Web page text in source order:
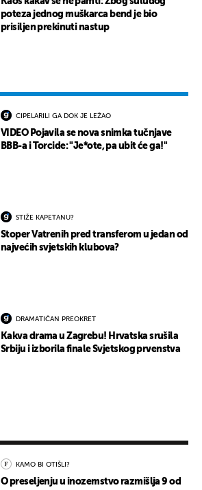
poteza jednog muškarca bend je bio
prisiljen prekinuti nastup
CIPELARILI GA DOK JE LEŽAO
VIDEO Pojavila se nova snimka tučnjave
BBB-a i Torcide: "Je*ote, pa ubit će ga!"
STIŽE KAPETANU?
Stoper Vatrenih pred transferom u jedan od
najvećih svjetskih klubova?
DRAMATIČAN PREOKRET
Kakva drama u Zagrebu! Hrvatska srušila
Srbiju i izborila finale Svjetskog prvenstva
KAMO BI OTIŠLI?
O preseljenju u inozemstvo razmišlja 9 od